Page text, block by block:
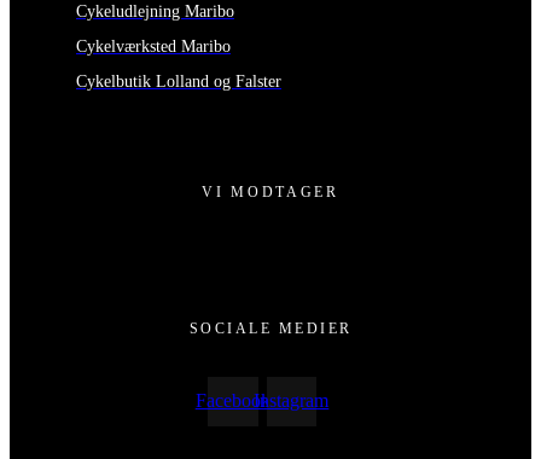
Cykeludlejning Maribo
Cykelværksted Maribo
Cykelbutik Lolland og Falster
VI MODTAGER
SOCIALE MEDIER
FacebookInstagram